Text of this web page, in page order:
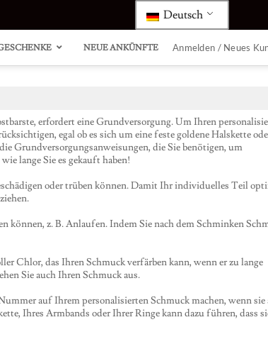
Deutsch
Style
Name
Halskette
vergoldet
Style
kundenspezifische
mit
Akzenten
Marquise
unendliche
Ring
NEUE ANKÜNFTE Anmelden / Neues
erfordert eine Grundversorgung. Um Ihren
egal ob es sich um eine feste goldene Halskette
Grundversorgungsanweisungen, die Sie benötigen, um
lange Sie es gekauft haben!
oder trüben können. Damit Ihr individuelles Teil
können, z. B. Anlaufen. Indem Sie nach dem Schminken
Chlor, das Ihren Schmuck verfärben kann, wenn er zu lange
Sie auch Ihren Schmuck aus.
auf Ihrem personalisierten Schmuck machen, wenn sie
Ihres Armbands oder Ihrer Ringe kann dazu führen, dass